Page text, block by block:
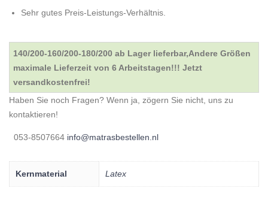
Sehr gutes Preis-Leistungs-Verhältnis.
140/200-160/200-180/200 ab Lager lieferbar,Andere Größen
maximale Lieferzeit von 6 Arbeitstagen!!! Jetzt
versandkostenfrei!
Haben Sie noch Fragen? Wenn ja, zögern Sie nicht, uns zu
kontaktieren!
053-8507664 info@matrasbestellen.nl
Kernmaterial Latex